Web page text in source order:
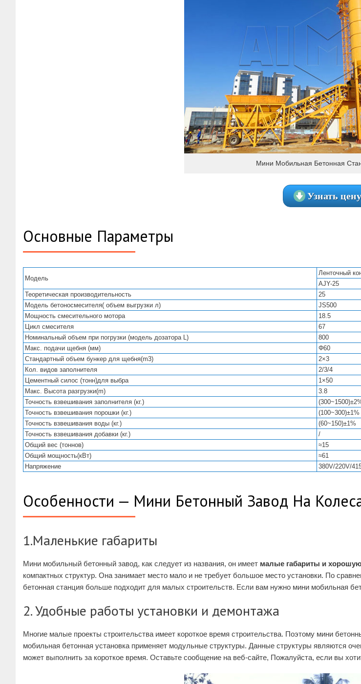
Мини Мобильная Бетонная
Узнать цену
Основные Параметры
Модель
Ленточный
AJY-25
Теоретическая производительность
25
Модель бетоносмесителя( объем выгрузки л)
JS500
Мощность смесительного мотора
18.5
Цикл смесителя
67
Номинальный объем при погрузки (модель дозатора L)
800
Макс. подачи щебня (мм)
Φ60
Стандартный объем бункер для щебня(m3)
2×3
Кол. видов заполнителя
2/3/4
Цементный силос (тонн)для выбра
1×50
Макс. Высота разгрузки(m)
3.8
Точность взвешивания заполнителя (кг.)
Точность взвешивания порошки (кг.)
(100~300)±1%
Точность взвешивания воды (кг.)
(60~150)±1%
Точность взвешивания добавки (кг.)
/
Общий вес (тоннов)
≈15
Общий мощность(кВт)
≈61
Напряжение
380V/220V/
Особенности — Мини Бетонный Завод На
1.Маленькие габариты
Мини мобильный бетонный завод, как следует из названия, он имеет малые габариты и
компактных структур. Она занимает место мало и не требует большое место установки. По
бетонная станция больше подходит для малых строительств. Если вам нужно мини мобильная
2. Удобные работы установки и демонтажа
Многие малые проекты строительства имеет короткое время строительства. Поэтому мини
мобильная бетонная установка применяет модульные структуры. Данные структуры являются
может выполнить за короткое время. Оставьте сообщение на веб-сайте, Пожалуйста, если вы